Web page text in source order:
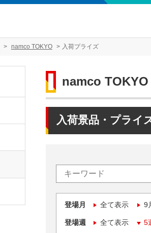
namco TOKYO 入荷プライズ
namco TOKYO
入荷景品・プライ
登場月 全て表示 9
登場週 全て表示 5